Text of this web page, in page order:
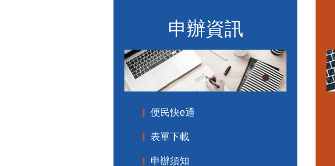
申辦資訊
便民快e通
表單下載
申辦須知